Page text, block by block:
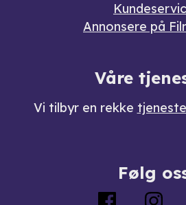
Annonsere på
Våre
Vi tilbyr en rekke
Følg